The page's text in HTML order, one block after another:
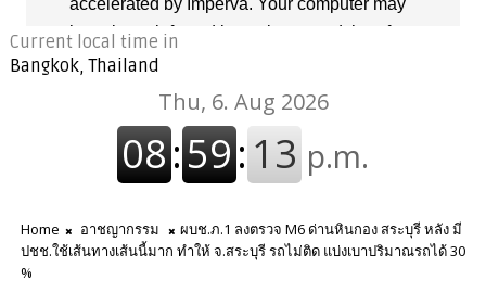
Current local time in
Bangkok, Thailand
Home อาชญากรรม
ผบช.ภ.1 ลงตรวจ M6 ด่านหินกอง สระบุรี หลัง มี
ปชช.ใช้เส้นทางเส้นนี้มาก ทำให้ จ.สระบุรี รถไม่ติด แบ่งเบาปริมาณรถได้ 30
%